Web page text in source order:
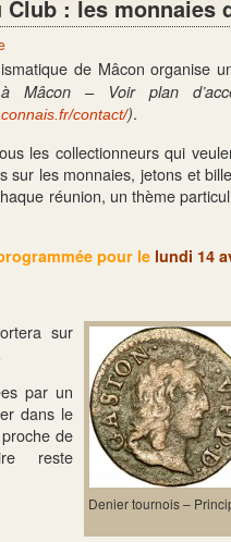
: les monnaies
de Mâcon organise
Mâcon – Voir plan
contact/).
les collectionneurs qui
sur les monnaies, jetons et
réunion, un thème
pour le lundi 14
Denier tournois –
sur
par un
dans le
de
reste